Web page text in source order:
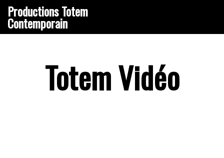
Aller
contenu
principal
Productions Totem
Contemporain
Totem Vidéo